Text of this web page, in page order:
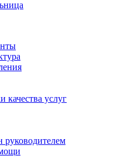
качества услуг
руководителем